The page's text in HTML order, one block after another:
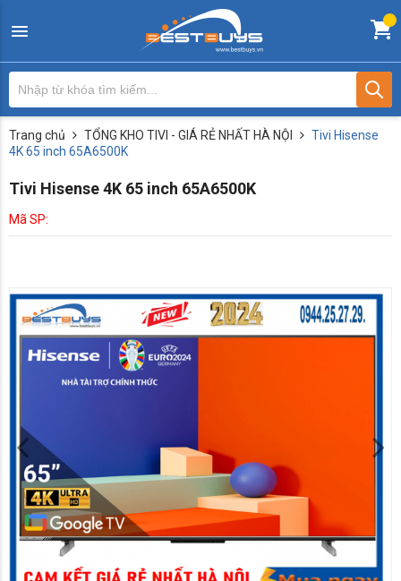
Trang chủ TỔNG KHO TIVI - GIÁ RẺ NHẤT HÀ NỘI
Tivi Hisense
4K 65 inch 65A6500K
Tivi Hisense 4K 65 inch 65A6500K
Mã SP: